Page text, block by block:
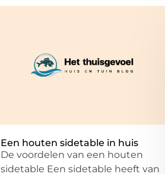
Een houten sidetable in huis
De voordelen van een houten
sidetable Een sidetable heeft van